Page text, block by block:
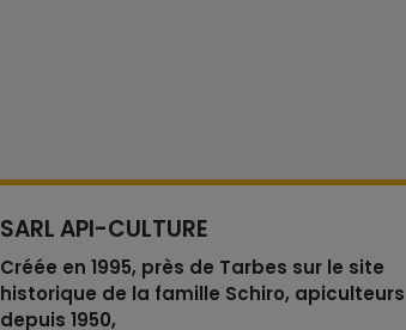
SARL API-CULTURE
Créée en 1995, près de Tarbes sur le site
historique de la famille Schiro, apiculteurs
depuis 1950,